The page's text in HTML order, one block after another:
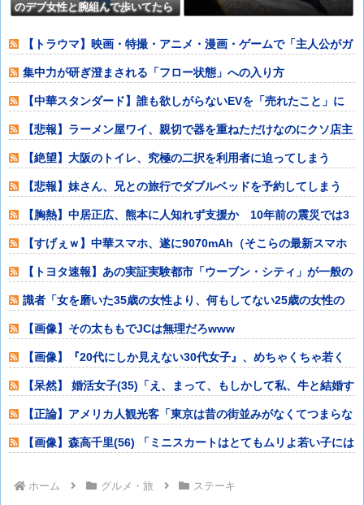
のデブ女性と腕組んで歩いてたら
【トラウマ】映画・特撮・アニメ・漫画・ゲームで「主人公がガ
チで敗北した回
集中力が研ぎ澄まされる「フロー状態」への入り方
【中華スタンダード】誰も欲しがらないEVを「売れたこと」に
して補助金を騙
【悲報】ラーメン屋ワイ、親切で器を重ねただけなのにクソ店主
にキレられる
【絶望】大阪のトイレ、究極の二択を利用者に迫ってしまう
www (※画像あ
【悲報】妹さん、兄との旅行でダブルベッドを予約してしまう
⇒www
【胸熱】中居正広、熊本に人知れず支援か 10年前の震災では3
度現地入り「
【すげぇｗ】中華スマホ、遂に9070mAh（そこらの最新スマホ
の約2倍）
【トヨタ速報】あの実証実験都市「ウーブン・シティ」が一般の
居住希望者募集
識者「女を磨いた35歳の女性より、何もしてない25歳の女性の
方が圧倒的に
【画像】その太ももでJCは無理だろwww
【画像】『20代にしか見えない30代女子』、めちゃくちゃ若く
て可愛いww
【呆然】 婚活女子(35)「え、まって、もしかして私、牛と結婚す
るしかな
【正論】アメリカ人観光客「東京は昔の街並みがなくてつまらな
い。和風建築を
【画像】森高千里(56) 「ミニスカートはとてもムリよ若い子には
ホーム グルメ・旅 ステーキ